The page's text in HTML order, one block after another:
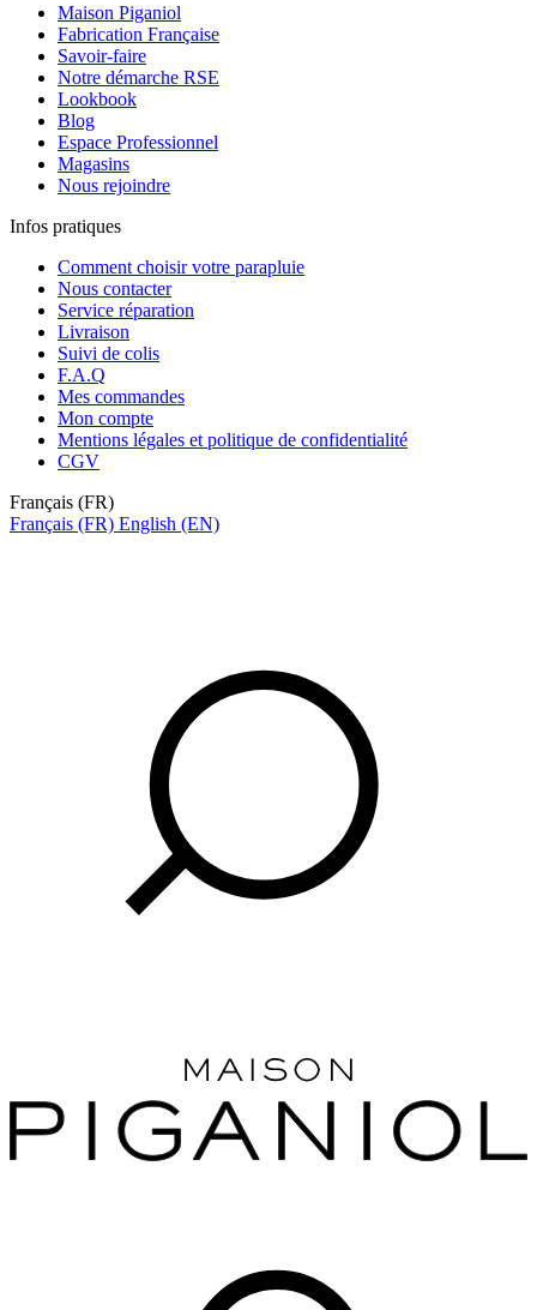
Maison Piganiol
Fabrication Française
Savoir-faire
Notre démarche RSE
Lookbook
Blog
Espace Professionnel
Magasins
Nous rejoindre
Infos pratiques
Comment choisir votre parapluie
Nous contacter
Service réparation
Livraison
Suivi de colis
F.A.Q
Mes commandes
Mon compte
Mentions légales et politique de confidentialité
CGV
Français (FR)
Français (FR) English (EN)